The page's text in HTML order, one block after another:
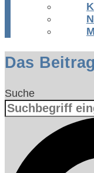
Das
Suche